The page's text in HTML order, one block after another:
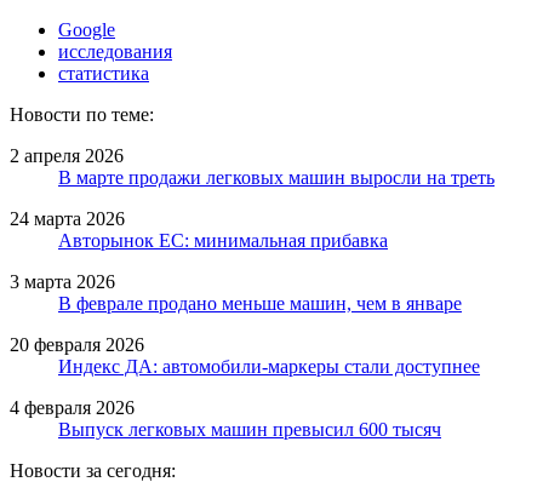
Google
исследования
статистика
Новости по теме:
2 апреля 2026
В марте продажи легковых машин выросли на треть
24 марта 2026
Авторынок ЕС: минимальная прибавка
3 марта 2026
В феврале продано меньше машин, чем в январе
20 февраля 2026
Индекс ДА: автомобили-маркеры стали доступнее
4 февраля 2026
Выпуск легковых машин превысил 600 тысяч
Новости за сегодня: